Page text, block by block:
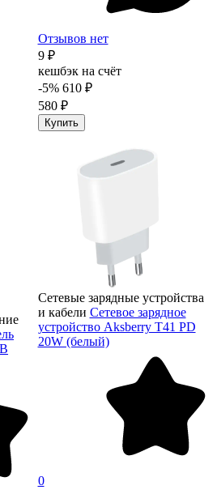
Отзывов нет
9 ₽
кешбэк на счёт
-5% 610 ₽
580 ₽
Купить
Сетевые зарядные устройства
и кабели Сетевое зарядное
устройство Aksberry T41 PD
20W (белый)
0